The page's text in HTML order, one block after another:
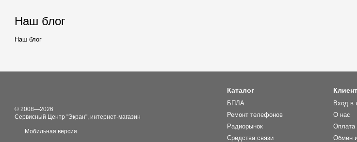
Наш блог
Наш блог
© 2008—2026
Сервисный Центр "Экран", интернет-магазин
Мобильная версия
Каталог
БПЛА
Ремонт телефонов
Радиорынок
Средства связи
Вход в
О нас
Оплата
Обмен